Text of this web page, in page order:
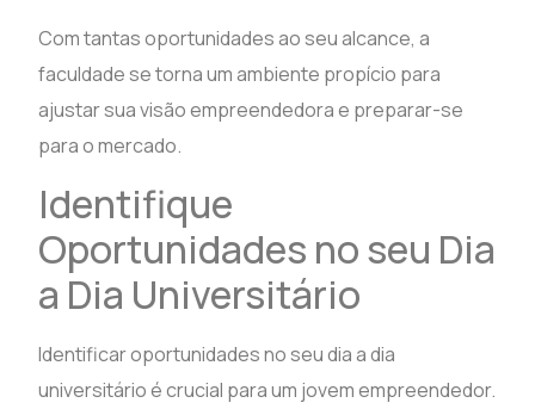
Com tantas oportunidades ao seu alcance, a
faculdade se torna um ambiente propício para
ajustar sua visão empreendedora e preparar-se
para o mercado.
Identifique
Oportunidades no seu Dia
a Dia Universitário
Identificar oportunidades no seu dia a dia
universitário é crucial para um jovem empreendedor.